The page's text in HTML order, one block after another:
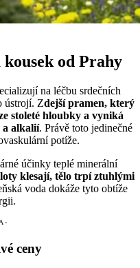
od Prahy
na léčbu srdečních
ústrojí. Zdejší pramen, který
stoleté hloubky a vyniká
a alkalií. Právě toto jedinečné
potíže.
účinky teplé minerální
klesají, tělo trpí ztuhlými
voda dokáže tyto obtíže
ceny